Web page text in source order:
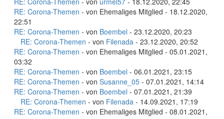
RE: Corona-Themen - von Ehemaliges Mitglied - 18.12.2020,
22:51
RE: Corona-Themen - von Boembel - 23.12.2020, 20:23
RE: Corona-Themen - von Filenada - 23.12.2020, 20:52
RE: Corona-Themen - von Ehemaliges Mitglied - 05.01.2021,
03:32
RE: Corona-Themen - von Boembel - 06.01.2021, 23:15
RE: Corona-Themen - von Susanne_05 - 07.01.2021, 14:14
RE: Corona-Themen - von Boembel - 07.01.2021, 21:39
RE: Corona-Themen - von Filenada - 14.09.2021, 17:19
RE: Corona-Themen - von Ehemaliges Mitglied - 08.01.2021,